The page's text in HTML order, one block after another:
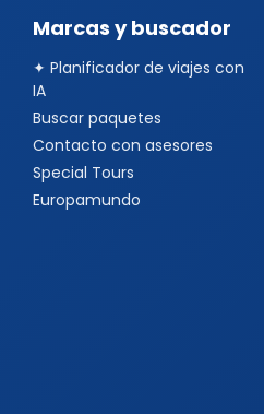
Marcas y buscador
✦ Planificador de viajes con
IA
Buscar paquetes
Contacto con asesores
Special Tours
Europamundo